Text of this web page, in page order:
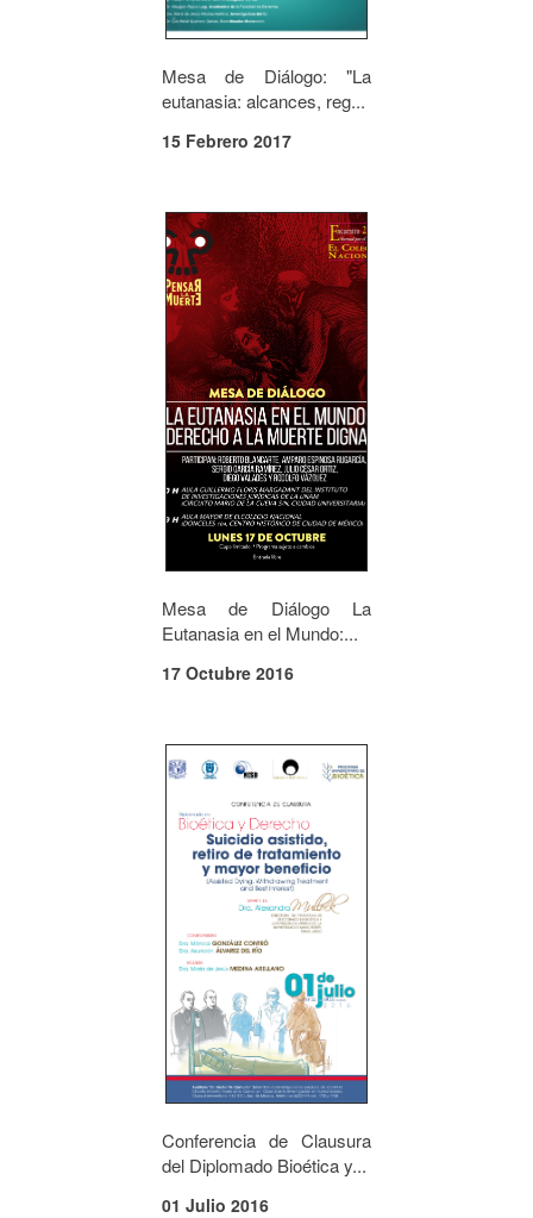
Mesa de Diálogo: "La
eutanasia: alcances, reg...
15 Febrero 2017
Mesa de Diálogo La
Eutanasia en el Mundo:...
17 Octubre 2016
Conferencia de Clausura
del Diplomado Bioética y...
01 Julio 2016